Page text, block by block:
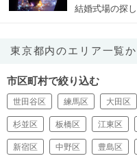
結婚式場の探
東京都内のエリア一覧
市区町村で絞り込む
世田谷区 練馬区 大田区
杉並区 板橋区 江東区
新宿区 中野区 豊島区